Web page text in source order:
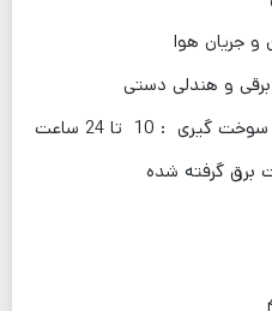
جریان هوا
و هندلی دستی
ساعات کار کردن با یک بار سوخت گیری : 10 تا 24 ساعت
برق گرفته شده